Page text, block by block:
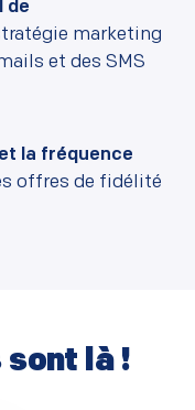
de
marketing
et des SMS
la fréquence
offres de fidélité
là !